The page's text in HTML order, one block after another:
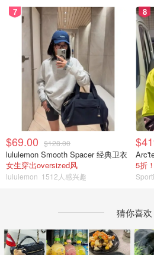
7
$69.00 $128.00
lululemon Smooth Spacer 经典卫衣
女生穿出oversized风
lululemon 1512人感兴趣
8
5折
猜你喜欢